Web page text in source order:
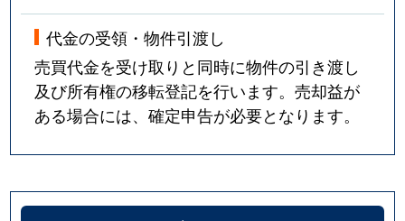
代金の受領・物件引渡し
売買代金を受け取りと同時に物件の引き渡し
及び所有権の移転登記を行います。売却益が
ある場合には、確定申告が必要となります。